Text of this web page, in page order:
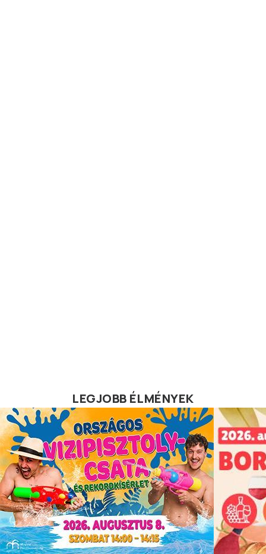
LEGJOBB ÉLMÉNYEK